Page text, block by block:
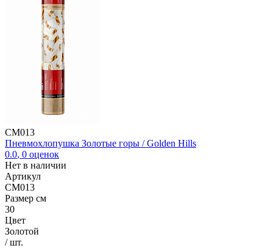
CM013
Пневмохлопушка Золотые горы / Golden Hills
0.0, 0 оценок
Нет в наличии
Артикул
CM013
Размер см
30
Цвет
Золотой
/ шт.